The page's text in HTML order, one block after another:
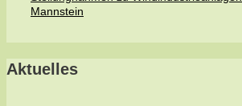
Mannstein
Aktuelles